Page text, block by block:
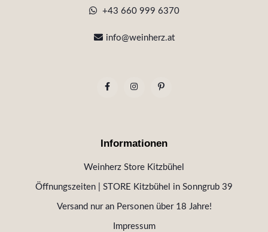
+43 660 999 6370
info@weinherz.at
Informationen
Weinherz Store Kitzbühel
Öffnungszeiten | STORE Kitzbühel in Sonngrub 39
Versand nur an Personen über 18 Jahre!
Impressum